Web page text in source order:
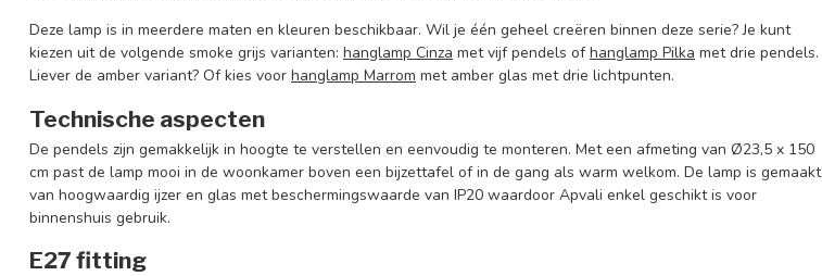
Deze lamp is in meerdere maten en kleuren beschikbaar. Wil je één geheel creëren binnen deze serie? Je kunt
kiezen uit de volgende smoke grijs varianten: hanglamp Cinza met vijf pendels ofhanglamp Pilka met drie pendels.
Liever de amber variant? Of kies voor hanglamp Marrom met amber glas met drie lichtpunten.
Technische aspecten
De pendels zijn gemakkelijk in hoogte te verstellen en eenvoudig te monteren. Met een afmeting van Ø23,5 x 150
cm past de lamp mooi in de woonkamer boven een bijzettafel of in de gang als warm welkom. De lamp is gemaakt
van hoogwaardig ijzer en glas met beschermingswaarde van IP20 waardoor Apvali enkel geschikt is voor
binnenshuis gebruik.
E27 fitting